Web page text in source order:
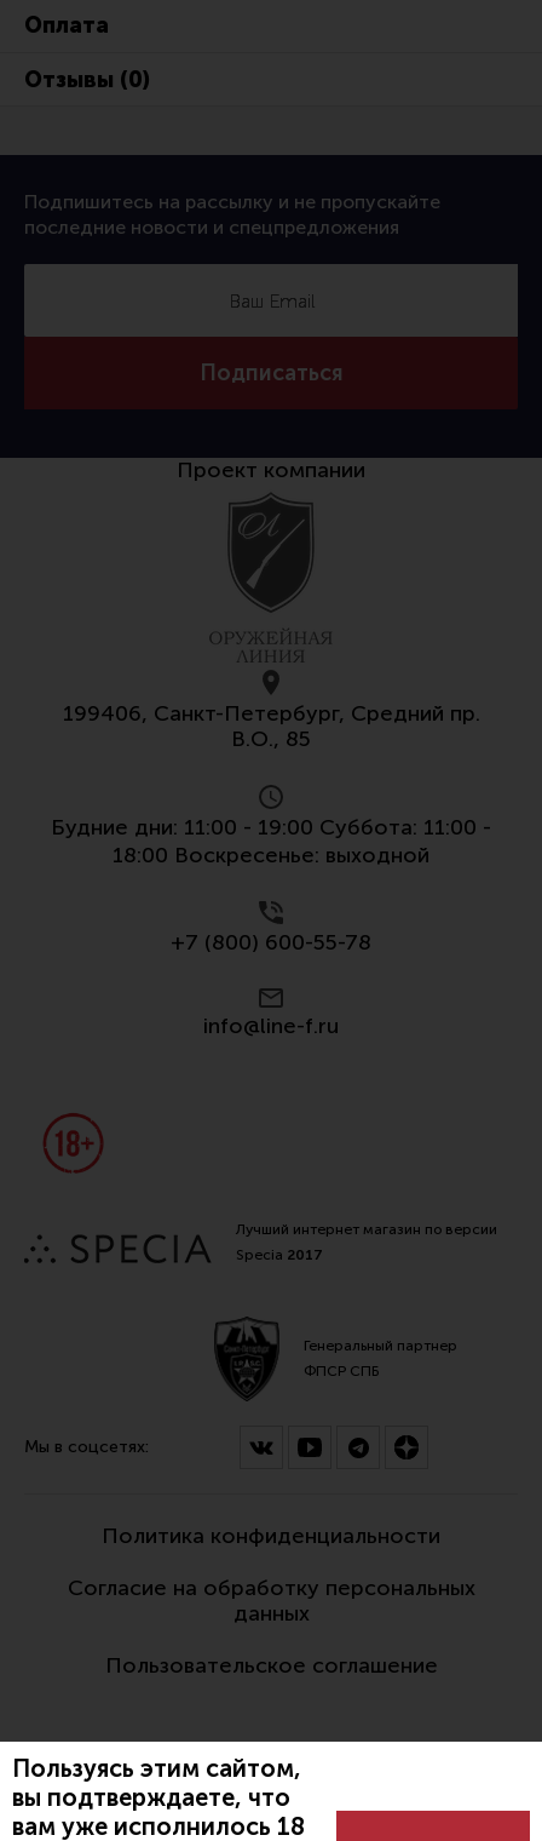
Пользуясь этим сайтом,
вы подтверждаете, что
вам уже исполнилось 18
Ершики, вишеры, переходники
Релоадинг
Все разделы
Фотоотчеты
Оплата
Отзывы (0)
Подпишитесь на рассылку и не пропускайте
последние новости и спецпредложения
Подписаться
Проект компании
199406, Санкт-Петербург, Средний пр.
В.О., 85
Будние дни: 11:00 - 19:00 Суббота: 11:00 -
18:00 Воскресенье: выходной
+7 (800) 600-55-78
info@line-f.ru
Лучший интернет магазин по версии
Specia 2017
Генеральный партнер
ФПСР СПБ
Мы в соцсетях:
Политика конфиденциальности
Согласие на обработку персональных
данных
Пользовательское соглашение